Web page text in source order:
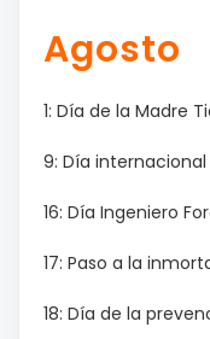
Agosto
1: Día de la Madre
9: Día
16: Día Ingeniero
17: Paso a la
18: Día de la